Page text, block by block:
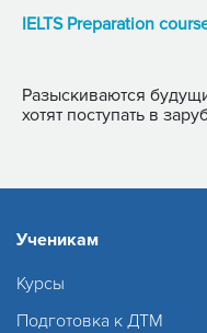
IELTS Preparation
Разыскиваются будущие
хотят поступать в
Ученикам
Курсы
Подготовка к ДТМ